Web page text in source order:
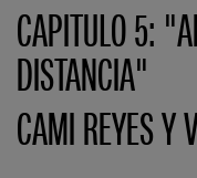
CAPITULO 5:
DISTANCIA"
CAMI REYES Y